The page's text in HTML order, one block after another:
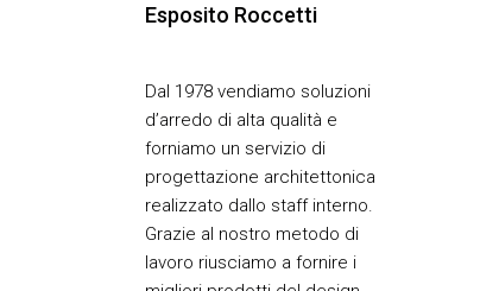
Esposito Roccetti
Dal 1978 vendiamo soluzioni
d’arredo di alta qualità e
forniamo un servizio di
progettazione architettonica
realizzato dallo staff interno.
Grazie al nostro metodo di
lavoro riusciamo a fornire i